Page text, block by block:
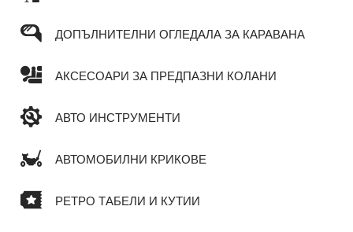
ДОПЪЛНИТЕЛНИ ОГЛЕДАЛА ЗА КАРАВАНА
АКСЕСОАРИ ЗА ПРЕДПАЗНИ КОЛАНИ
АВТО ИНСТРУМЕНТИ
АВТОМОБИЛНИ КРИКОВЕ
РЕТРО ТАБЕЛИ И КУТИИ